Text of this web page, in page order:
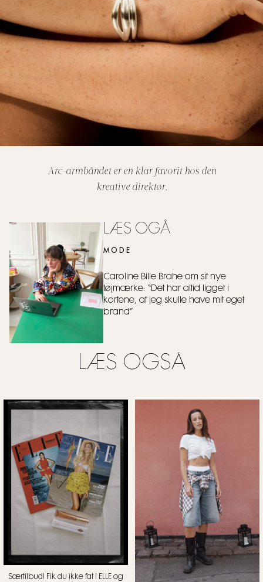
Arc-armbåndet er en klar favorit hos den
kreative direktør.
LÆS OGÅ
MODE
Caroline Bille Brahe om sit nye
tøjmærke: “Det har altid ligget i
kortene, at jeg skulle have mit eget
brand”
LÆS OGSÅ
Særtilbud! Fik du ikke fat i ELLE og